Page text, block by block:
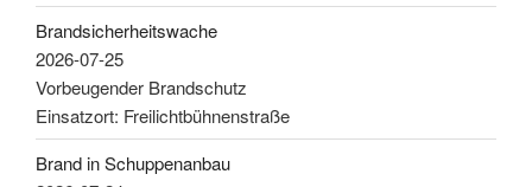
Brandsicherheitswache
2026-07-25
Vorbeugender Brandschutz
Einsatzort: Freilichtbühnenstraße
Brand in Schuppenanbau